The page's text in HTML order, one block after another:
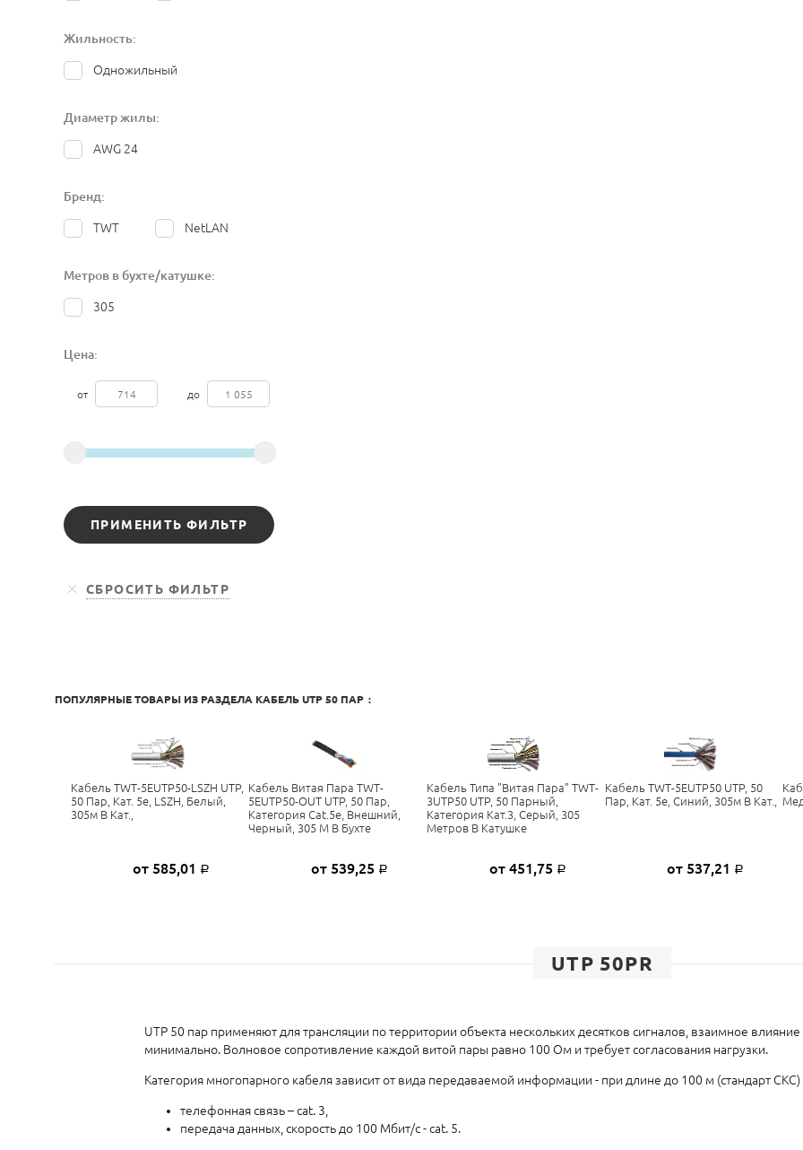
Жильность:
Одножильный
Диаметр жилы:
AWG 24
Бренд:
TWT NetLAN
Метров в бухте/катушке:
305
Цена:
от до
ПОПУЛЯРНЫЕ ТОВАРЫ ИЗ РАЗДЕЛА КАБЕЛЬ UTP 50 ПАР :
Кабель TWT-5EUTP50-LSZH UTP,
50 Пар, Кат. 5e, LSZH, Белый,
305м В Кат.,
от 585,01 Р
Кабель Витая Пара TWT-
5EUTP50-OUT UTP, 50 Пар,
Категория Cat.5e, Внешний,
Черный, 305 М В Бухте
от 539,25 Р
Кабель Типа "Витая Пара" TWT-
3UTP50 UTP, 50 Парный,
Категория Кат.3, Серый, 305
Метров В Катушке
от 451,75 Р
Кабель TWT-5EUTP50 UTP, 50
Пар, Кат. 5e, Синий, 305м В Кат.,
от 537,21 Р
UTP 50PR
UTP 50 пар применяют для трансляции по территории объекта нескольких десятков сигналов, взаимное
минимально. Волновое сопротивление каждой витой пары равно 100 Ом и требует согласования нагрузки.
Категория многопарного кабеля зависит от вида передаваемой информации - при длине до 100 м (стандарт
телефонная связь – cat. 3,
передача данных, скорость до 100 Мбит/c - cat. 5.